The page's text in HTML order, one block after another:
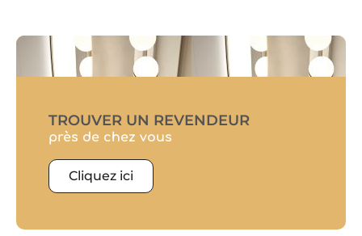
TROUVER UN REVENDEUR
près de chez vous
Cliquez ici